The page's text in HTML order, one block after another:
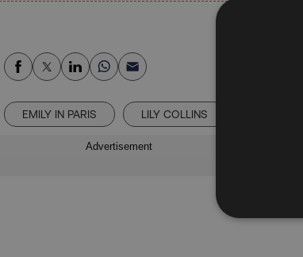
EMILY IN PARIS LILY COLLINS
Advertisement